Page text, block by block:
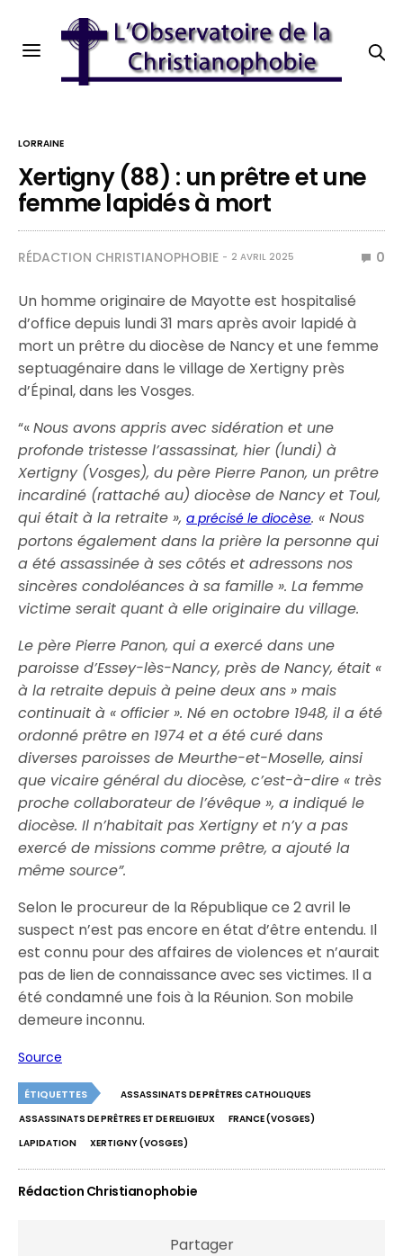
LORRAINE
Xertigny (88) : un prêtre et une
femme lapidés à mort
RÉDACTION CHRISTIANOPHOBIE 2 AVRIL 2025 0
Un homme originaire de Mayotte est hospitalisé
d’office depuis lundi 31 mars après avoir lapidé à
mort un prêtre du diocèse de Nancy et une femme
septuagénaire dans le village de Xertigny près
d’Épinal, dans les Vosges.
“«Nous avons appris avec sidération et une
profonde tristesse l’assassinat, hier (lundi) à
Xertigny (Vosges), du père Pierre Panon, un prêtre
incardiné (rattaché au) diocèse de Nancy et Toul,
qui était à la retraite »,a précisé le diocèse. « Nous
portons également dans la prière la personne qui
a été assassinée à ses côtés et adressons nos
sincères condoléances à sa famille ». La femme
victime serait quant à elle originaire du village.
Le père Pierre Panon, qui a exercé dans une
paroisse d’Essey-lès-Nancy, près de Nancy, était «
à la retraite depuis à peine deux ans » mais
continuait à « officier ». Né en octobre 1948, il a été
ordonné prêtre en 1974 et a été curé dans
diverses paroisses de Meurthe-et-Moselle, ainsi
que vicaire général du diocèse, c’est-à-dire « très
proche collaborateur de l’évêque », a indiqué le
diocèse. Il n’habitait pas Xertigny et n’y a pas
exercé de missions comme prêtre, a ajouté la
même source”.
Selon le procureur de la République ce 2 avril le
suspect n’est pas encore en état d’être entendu. Il
est connu pour des affaires de violences et n’aurait
pas de lien de connaissance avec ses victimes. Il a
été condamné une fois à la Réunion. Son mobile
demeure inconnu.
Source
ÉTIQUETTES
ASSASSINATS DE PRÊTRES CATHOLIQUES
ASSASSINATS DE PRÊTRES ET DE RELIGIEUX
FRANCE (VOSGES)
LAPIDATION
XERTIGNY (VOSGES)
Rédaction Christianophobie
Partager